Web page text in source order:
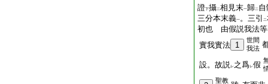
證下攝二相見末一歸二 自
三分本末義一。三引 二
初也 由假説我法等
實我實法 1
世間
我法
設。故説レ之爲レ假
聖教